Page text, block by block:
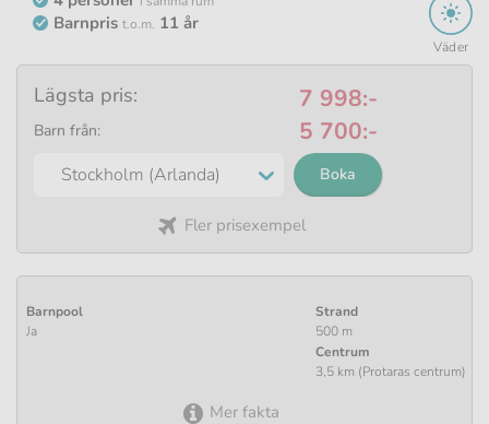
Väder
Barnpris t.o.m. 11 år
Lägsta pris: 7 998:-
Barn från: 5 700:-
Boka
Fler prisexempel
Barnpool
Ja
Strand
500 m
Centrum
3,5 km (Protaras centrum)
Mer fakta